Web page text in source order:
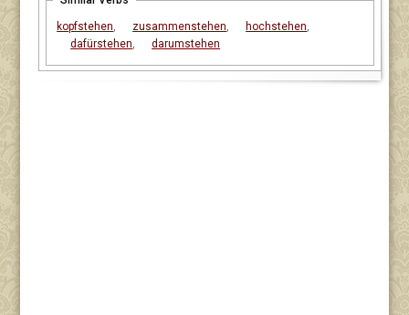
kopfstehen, zusammenstehen, hochstehen,
dafürstehen, darumstehen